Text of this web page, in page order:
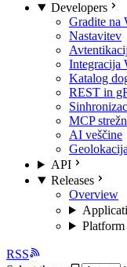
Developers
Gradite na
Nastavitev
Integracija
Katalog
REST in
MCP
AI veščine
Geolokacija
API
Releases
Overview
Platform
RSS